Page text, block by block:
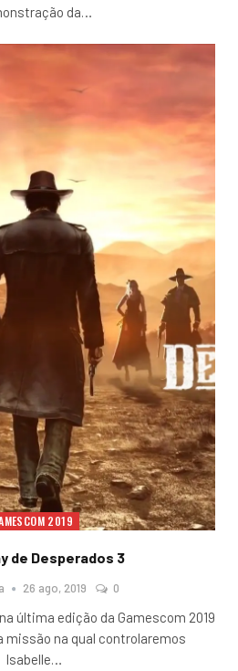
da…
2019
de Desperados 3
26 ago, 2019 0
última edição da Gamescom 2019
missão na qual controlaremos
Isabelle…